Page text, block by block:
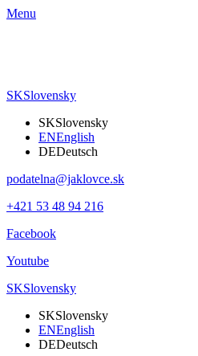
Menu
SKSlovensky
SKSlovensky
ENEnglish
DEDeutsch
podatelna@jaklovce.sk
+421 53 48 94 216
Facebook
Youtube
SKSlovensky
SKSlovensky
ENEnglish
DEDeutsch